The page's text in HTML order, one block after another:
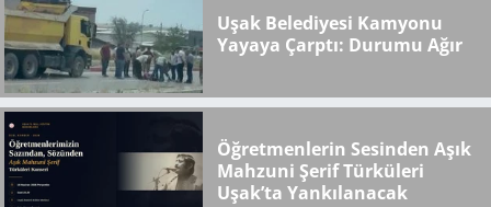
Uşak Belediyesi Kamyonu
Yayaya Çarptı: Durumu Ağır
Öğretmenlerin Sesinden Aşık
Mahzuni Şerif Türküleri
Uşak’ta Yankılanacak